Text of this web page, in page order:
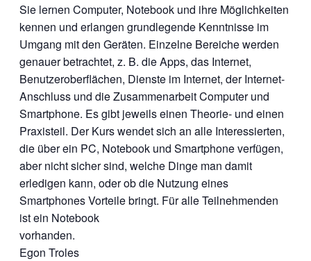
Sie lernen Computer, Notebook und ihre Möglichkeiten
kennen und erlangen grundlegende Kenntnisse im
Umgang mit den Geräten. Einzelne Bereiche werden
genauer betrachtet, z. B. die Apps, das Internet,
Benutzeroberflächen, Dienste im Internet, der Internet-
Anschluss und die Zusammenarbeit Computer und
Smartphone. Es gibt jeweils einen Theorie- und einen
Praxisteil. Der Kurs wendet sich an alle Interessierten,
die über ein PC, Notebook und Smartphone verfügen,
aber nicht sicher sind, welche Dinge man damit
erledigen kann, oder ob die Nutzung eines
Smartphones Vorteile bringt. Für alle Teilnehmenden
ist ein Notebook
vorhanden.
Egon Troles